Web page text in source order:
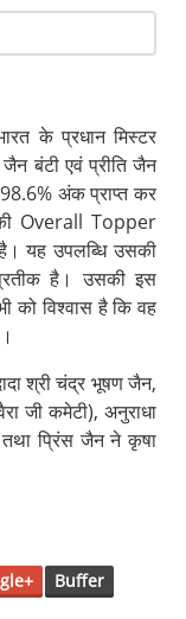
के प्रधान मिस्टर
बंटी एवं प्रीति जैन
98.6% अंक प्राप्त कर
Overall Topper
यह उपलब्धि उसकी
है। उसकी इस
को विश्वास है कि वह
श्री चंद्र भूषण जैन,
जी कमेटी), अनुराधा
प्रिंस जैन ने कृषा
Buffer